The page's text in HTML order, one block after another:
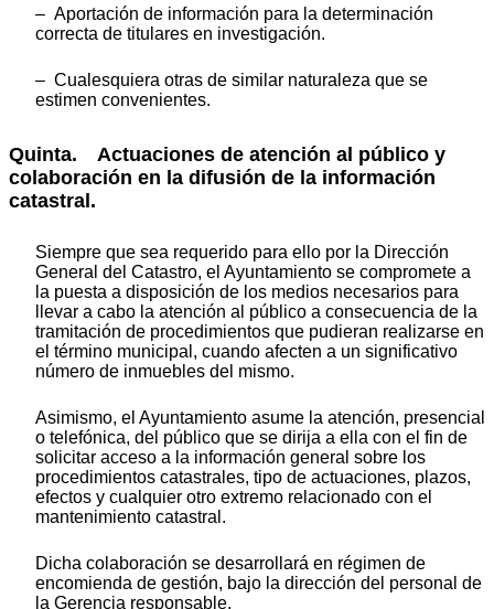
– Aportación de información para la determinación
correcta de titulares en investigación.
– Cualesquiera otras de similar naturaleza que se
estimen convenientes.
Quinta. Actuaciones de atención al público y
colaboración en la difusión de la información
catastral.
Siempre que sea requerido para ello por la Dirección
General del Catastro, el Ayuntamiento se compromete a
la puesta a disposición de los medios necesarios para
llevar a cabo la atención al público a consecuencia de la
tramitación de procedimientos que pudieran realizarse en
el término municipal, cuando afecten a un significativo
número de inmuebles del mismo.
Asimismo, el Ayuntamiento asume la atención, presencial
o telefónica, del público que se dirija a ella con el fin de
solicitar acceso a la información general sobre los
procedimientos catastrales, tipo de actuaciones, plazos,
efectos y cualquier otro extremo relacionado con el
mantenimiento catastral.
Dicha colaboración se desarrollará en régimen de
encomienda de gestión, bajo la dirección del personal de
la Gerencia responsable.